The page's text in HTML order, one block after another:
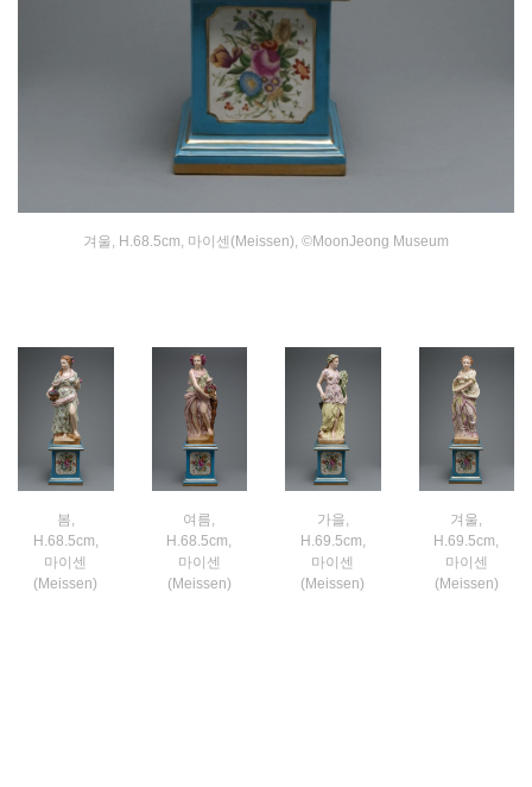
겨울, H.68.5cm, 마이센(Meissen), ©MoonJeong Museum
봄,
H.68.5cm,
마이센
(Meissen)
여름,
H.68.5cm,
마이센
(Meissen)
가을,
H.69.5cm,
마이센
(Meissen)
겨울,
H.69.5cm,
마이센
(Meissen)